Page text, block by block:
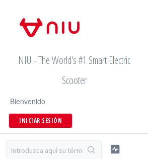
NIU - The World's #1 Smart Electric
Scooter
Bienvenido
INICIAR SESIÓN